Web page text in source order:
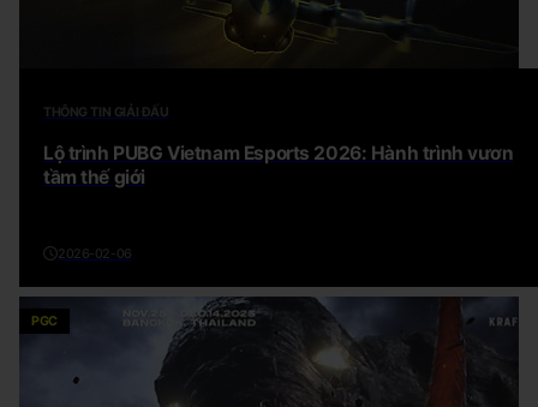
THÔNG TIN GIẢI ĐẤU
Lộ trình PUBG Vietnam Esports 2026: Hành trình vươn
tầm thế giới
2026-02-06
PGC